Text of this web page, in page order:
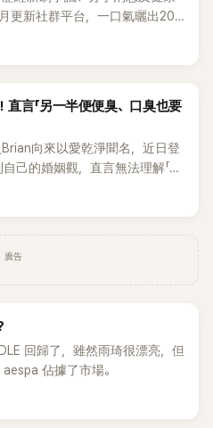
更新社群平台，一口氣曬出20
。不過，比起照片本身，更引
言「另一半便便臭、口臭也要
向來以愛乾淨聞名，近日登
己的婚姻觀，直言無法理解「連
這種說法，更大方表明自己是不
廣告
回歸了，雖然雨琦很漂亮，但
佔據了市場。